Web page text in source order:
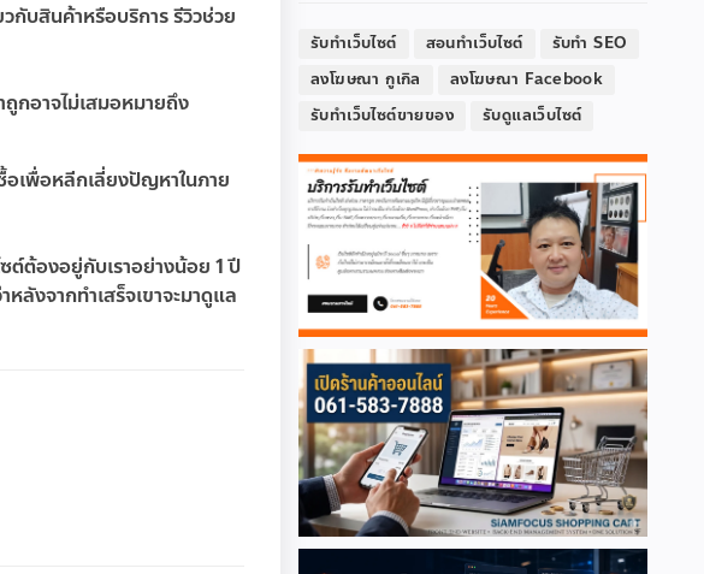
กับสินค้าหรือบริการ รีวิวช่วย
กอาจไม่เสมอหมายถึง
อเพื่อหลีกเลี่ยงปัญหาในภาย
ซต์ต้องอยู่กับเราอย่างน้อย 1 ปี
ลังจากทำเสร็จเขาจะมาดูแล
รับทำเว็บไซต์ สอนทำเว็บไซต์
รับทำ SEO
ลงโฆษณา กูเกิล
ลงโฆษณา Facebook
รับทำเว็บไซต์ขายของ
รับดูแลเว็บไซต์